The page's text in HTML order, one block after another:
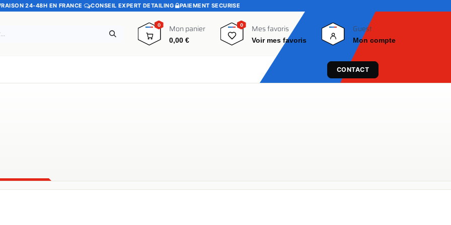
24-48H EN FRANCE · CONSEIL EXPERT DETAILING· PAIEMENT SECURISE
0 Mon panier
0,00€
0
0 Mes favoris
Voir mes favoris
Guest
Mon compte
CONTACT